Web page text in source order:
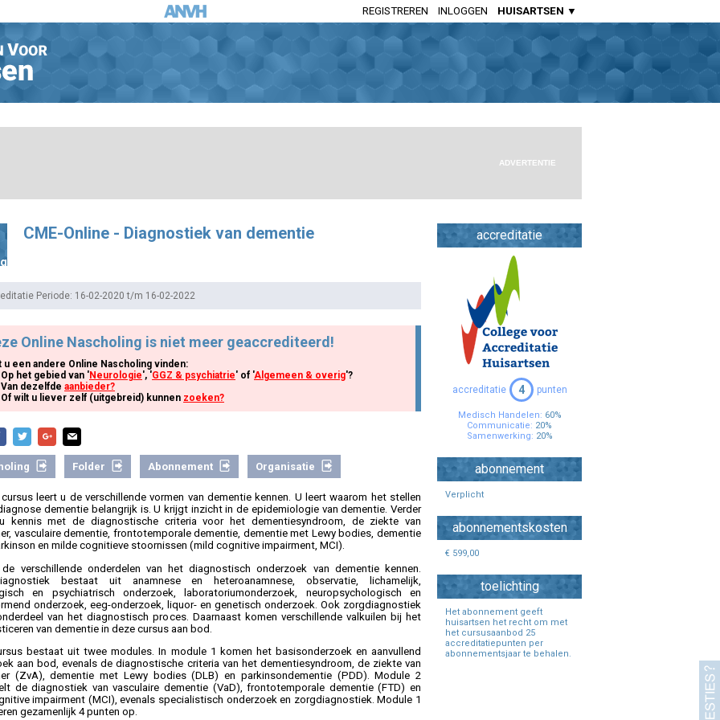
REGISTREREN INLOGGEN HUISARTSEN ▼
HUISARTSENPRAKTIJK
Praktijkondersteuners Somatiek
Praktijkondersteuners GGZ
Openbaar Apothekers
Ziekenhuis Apothekers
Apothekers Assistenten
OVERIGE SPECIALISMEN
Artsen Verstandelijk Gehandicapten
Specialisten Ouderengeneeskunde
ADVERTENTIE
accreditatie
accreditatie 4 punten
Medisch Handelen: 60%
Communicatie: 20%
Samenwerking: 20%
abonnement
Verplicht
abonnementskosten
€ 599,00
toelichting
Het abonnement geeft
huisartsen het recht om met
het cursusaanbod 25
accreditatiepunten per
abonnementsjaar te behalen.
CME-Online - Diagnostiek van dementie
Periode: 16-02-2020 t/m 16-02-2022
Online Nascholing is niet meer geaccrediteerd!
u een andere Online Nascholing vinden:
Op het gebied van 'Neurologie', 'GGZ & psychiatrie' of 'Algemeen & overig'?
Van dezelfde aanbieder?
Of wilt u liever zelf (uitgebreid) kunnen zoeken?
Folder Abonnement Organisatie
leert u de verschillende vormen van dementie kennen. U leert waarom het stellen
dementie belangrijk is. U krijgt inzicht in de epidemiologie van dementie. Verder
kennis met de diagnostische criteria voor het dementiesyndroom, de ziekte van
vasculaire dementie, frontotemporale dementie, dementie met Lewy bodies, dementie
en milde cognitieve stoornissen (mild cognitive impairment, MCI).
verschillende onderdelen van het diagnostisch onderzoek van dementie kennen.
bestaat uit anamnese en heteroanamnese, observatie, lichamelijk,
en psychiatrisch onderzoek, laboratoriumonderzoek, neuropsychologisch en
onderzoek, eeg-onderzoek, liquor- en genetisch onderzoek. Ook zorgdiagnostiek
van het diagnostisch proces. Daarnaast komen verschillende valkuilen bij het
van dementie in deze cursus aan bod.
bestaat uit twee modules. In module 1 komen het basisonderzoek en aanvullend
aan bod, evenals de diagnostische criteria van het dementiesyndroom, de ziekte van
(ZvA), dementie met Lewy bodies (DLB) en parkinsondementie (PDD). Module 2
de diagnostiek van vasculaire dementie (VaD), frontotemporale dementie (FTD) en
impairment (MCI), evenals specialistisch onderzoek en zorgdiagnostiek. Module 1
gezamenlijk 4 punten op.